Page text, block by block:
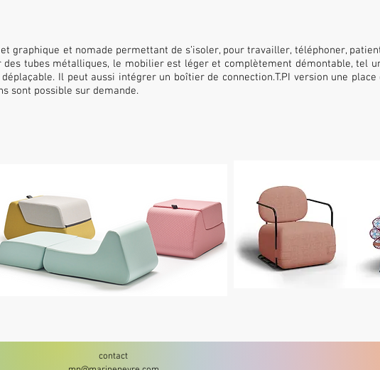
graphique et nomade permettant de s’isoler, pour travailler, téléphoner,
tubes métalliques, le mobilier est léger et complètement démontable, tel
Il peut aussi intégrer un boîtier de connection.T.PI version une
sont possible sur demande.
contact